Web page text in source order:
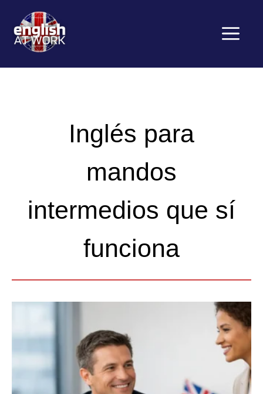
contenido
Menú
Inglés para
mandos
intermedios que sí
funciona